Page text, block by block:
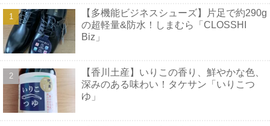
【多機能ビジネスシューズ】片足で約290g
の超軽量&防水！しまむら「CLOSSHI
Biz」
【香川土産】いりこの香り、鮮やかな色、
深みのある味わい！タケサン「いりこつ
ゆ」